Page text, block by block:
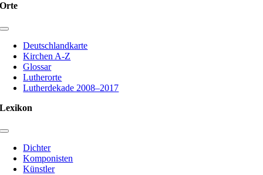
Orte
Toggle
NavigationDeutschlandkarte
Kirchen A-Z
Glossar
Lutherorte
Lutherdekade 2008–2017
Lexikon
Toggle
Navigation
Dichter
Komponisten
Künstler